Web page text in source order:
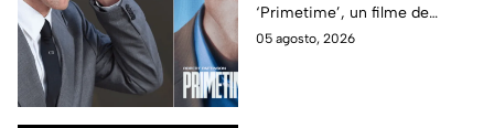
tráiler mañana; ¿de qué
va a tratar?
‘Primetime’, un filme de
suspenso que estrenará un
05 agosto, 2026